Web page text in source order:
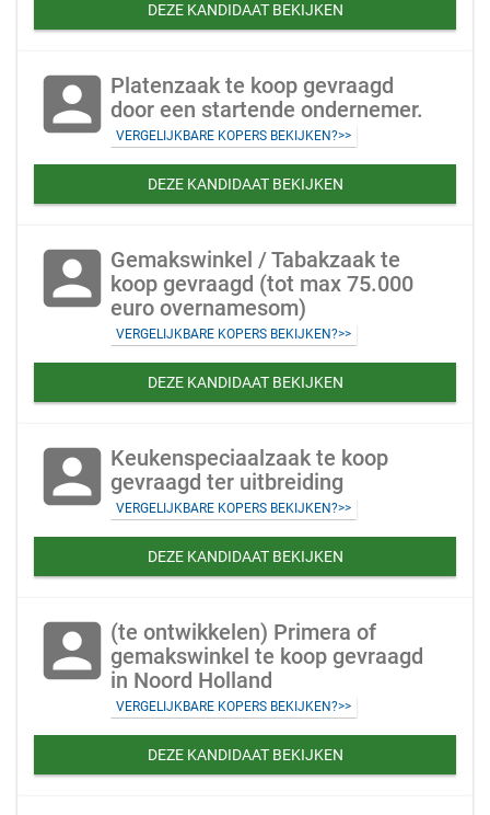
DEZE KANDIDAAT BEKIJKEN
account_box Platenzaak te koop gevraagd
door een startende ondernemer.
VERGELIJKBARE KOPERS BEKIJKEN?>>
DEZE KANDIDAAT BEKIJKEN
account_box Gemakswinkel / Tabakzaak te
koop gevraagd (tot max 75.000
euro overnamesom)
VERGELIJKBARE KOPERS BEKIJKEN?>>
DEZE KANDIDAAT BEKIJKEN
account_box Keukenspeciaalzaak te koop
gevraagd ter uitbreiding
VERGELIJKBARE KOPERS BEKIJKEN?>>
DEZE KANDIDAAT BEKIJKEN
account_box (te ontwikkelen) Primera of
gemakswinkel te koop gevraagd
in Noord Holland
VERGELIJKBARE KOPERS BEKIJKEN?>>
DEZE KANDIDAAT BEKIJKEN